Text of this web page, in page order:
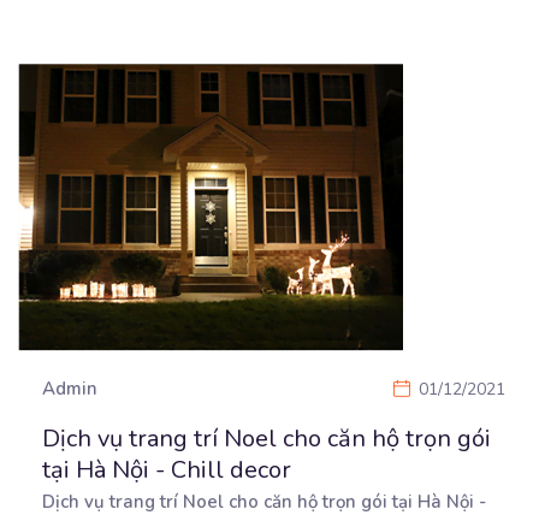
Admin 01/12/2021
Dịch vụ trang trí Noel cho căn hộ trọn gói
tại Hà Nội - Chill decor
Dịch vụ trang trí Noel cho căn hộ trọn gói tại Hà Nội -